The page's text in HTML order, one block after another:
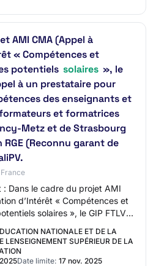
AMI CMA (Appel à
« Compétences et
potentiels solaires », le
à un prestataire pour
des enseignants et
et formatrices
Metz et de Strasbourg
(Reconnu garant de
France
: Dans le cadre du projet AMI
d’Intérêt « Compétences et
solaires », le GIP FTLV
NATIONALE ET DE LA
LENSEIGNEMENT SUPÉRIEUR DE LA
Date limite: 17 nov. 2025